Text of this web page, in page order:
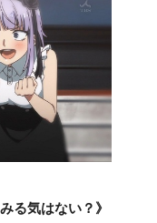
る気はない？》